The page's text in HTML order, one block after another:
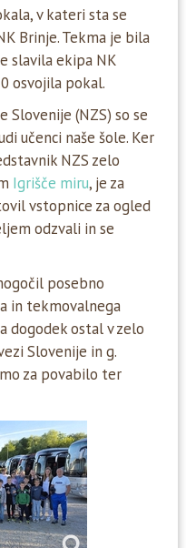
v kateri sta se
Brinje. Tekma je bila
slavila ekipa NK
osvojila pokal.
Slovenije (NZS) so se
učenci naše šole. Ker
NZS zelo
Igrišče miru, je za
vstopnice za ogled
odzvali in se
posebno
in tekmovalnega
dogodek ostal v zelo
Slovenije in g.
za povabilo ter